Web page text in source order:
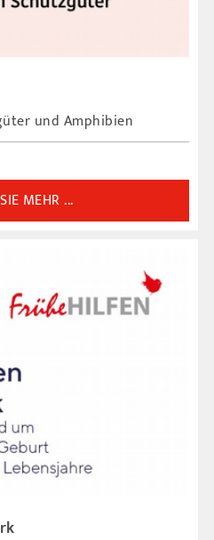
und Amphibien
MEHR ...